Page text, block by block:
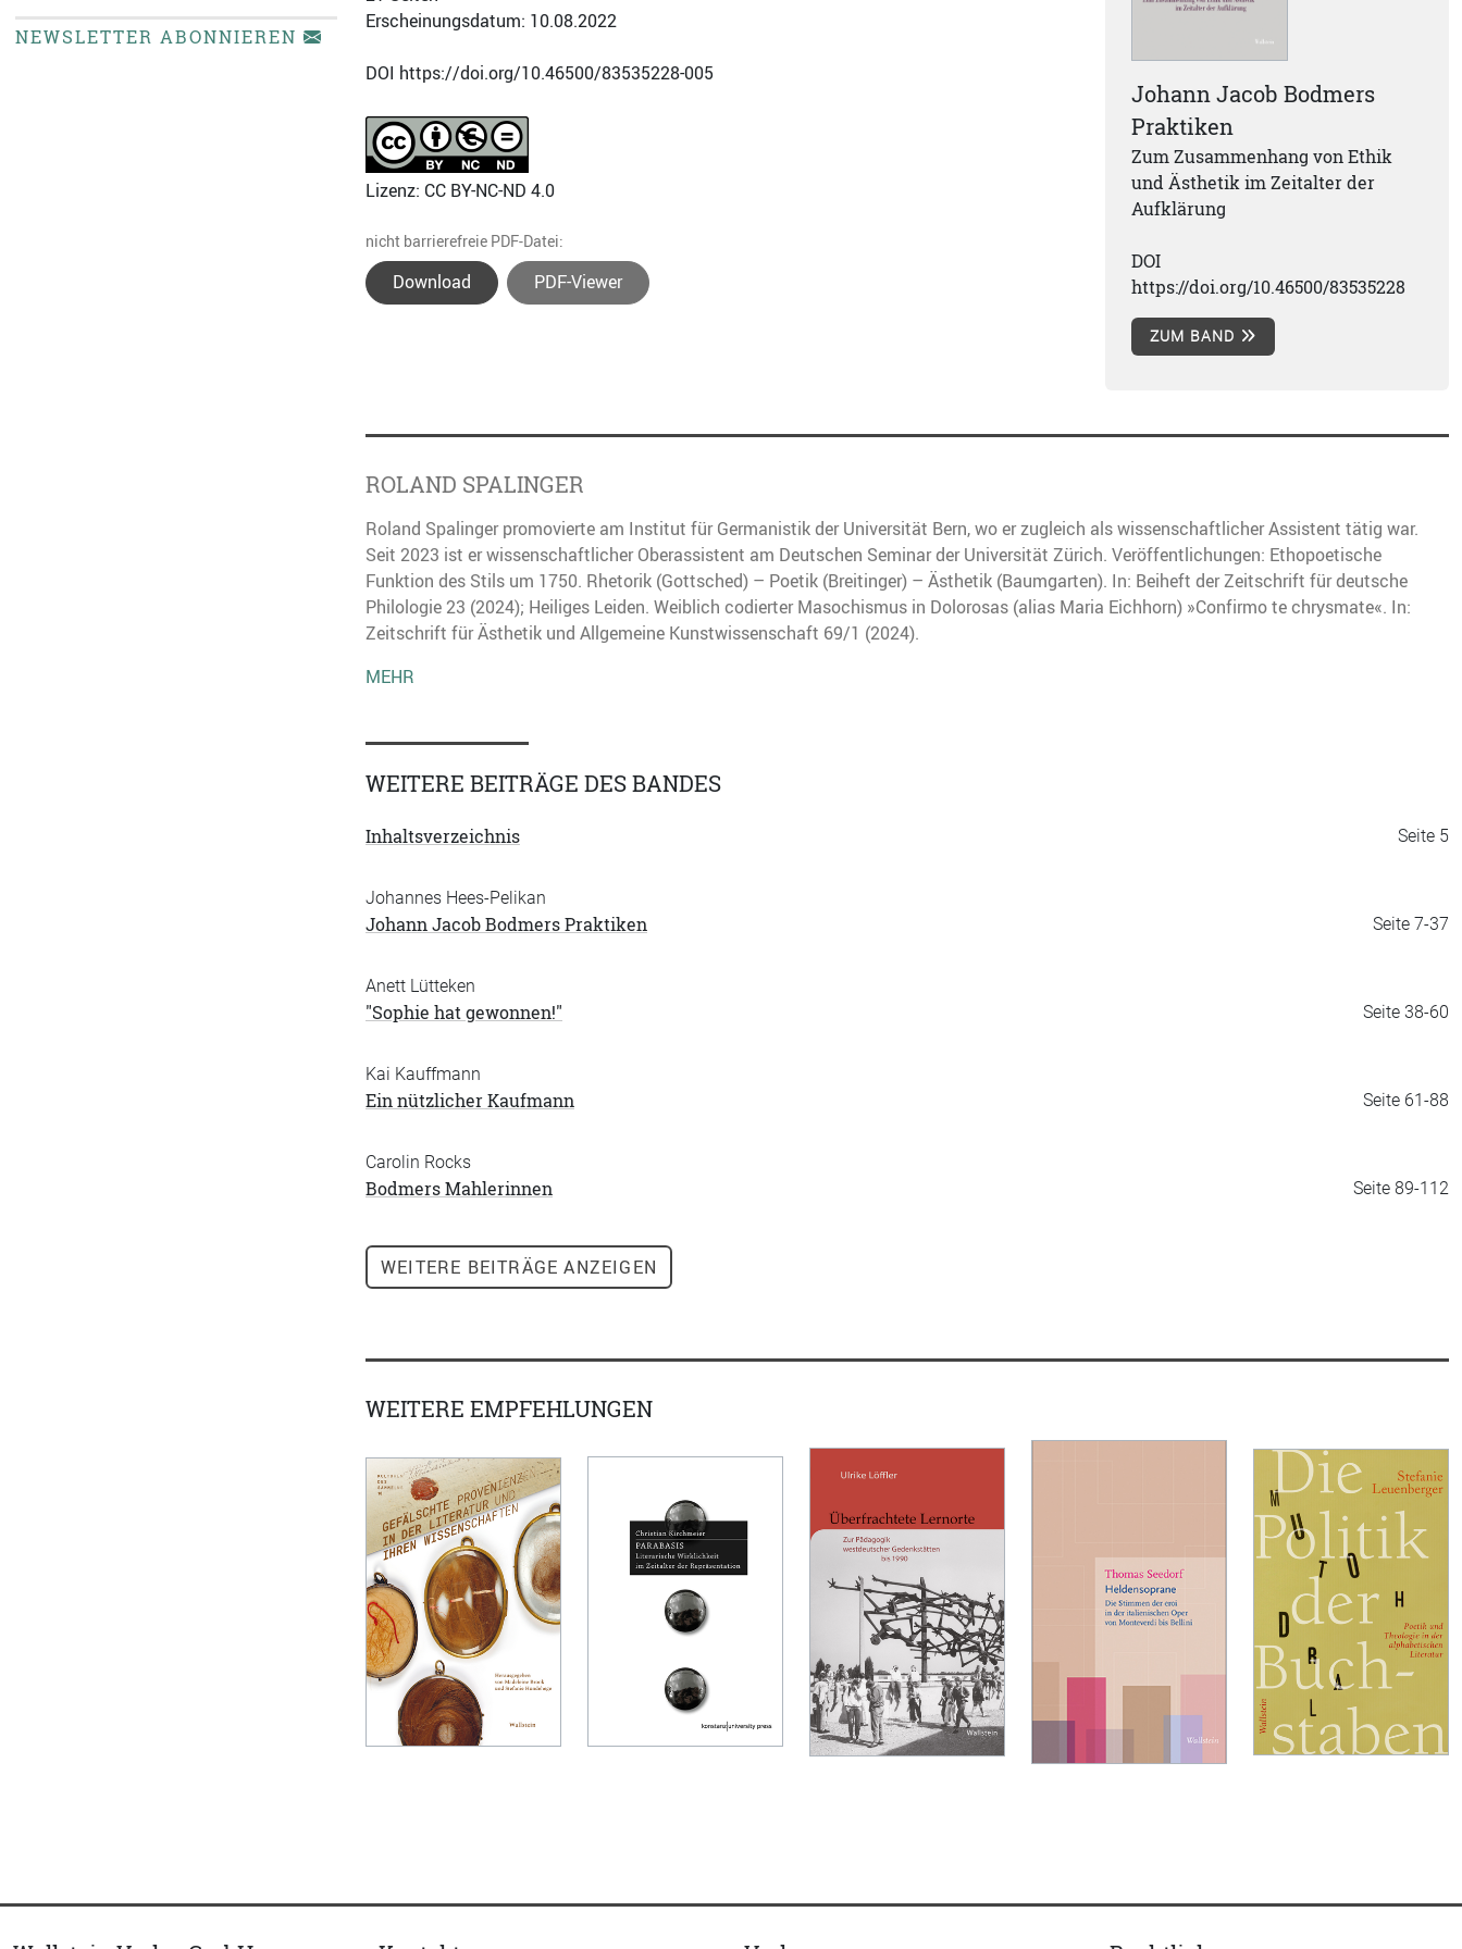
NEWSLETTER ABONNIEREN
Erscheinungsdatum: 10.08.2022
DOI https://doi.org/10.46500/83535228-005
Lizenz: CC BY-NC-ND 4.0
nicht barrierefreie PDF-Datei:
Download PDF-Viewer
Johann Jacob Bodmers
Praktiken
Zum Zusammenhang von Ethik
und Ästhetik im Zeitalter der
Aufklärung
DOI
https://doi.org/10.46500/83535228
ZUM BAND
ROLAND SPALINGER
Roland Spalinger promovierte am Institut für Germanistik der Universität Bern, wo er zugleich als wissenschaftlicher Assistent tätig war.
Seit 2023 ist er wissenschaftlicher Oberassistent am Deutschen Seminar der Universität Zürich. Veröffentlichungen: Ethopoetische
Funktion des Stils um 1750. Rhetorik (Gottsched) – Poetik (Breitinger) – Ästhetik (Baumgarten). In: Beiheft der Zeitschrift für deutsche
Philologie 23 (2024); Heiliges Leiden. Weiblich codierter Masochismus in Dolorosas (alias Maria Eichhorn) »Confirmo te chrysmate«. In:
Zeitschrift für Ästhetik und Allgemeine Kunstwissenschaft 69/1 (2024).
MEHR
WEITERE BEITRÄGE DES BANDES
Seite 5
Inhaltsverzeichnis
Johannes Hees-Pelikan
Seite 7-37
Johann Jacob Bodmers Praktiken
Anett Lütteken
Seite 38-60
"Sophie hat gewonnen!"
Kai Kauffmann
Seite 61-88
Ein nützlicher Kaufmann
Carolin Rocks
Seite 89-112
Bodmers Mahlerinnen
WEITERE BEITRÄGE ANZEIGEN
WEITERE EMPFEHLUNGEN